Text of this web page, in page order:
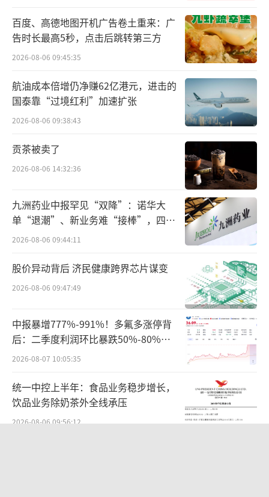
元，2025年净亏损达4.81亿元。2026年一季度
成功实现了扭亏为盈，单季度实现营收13.1亿
元，同比增长340.95%，归母净利润也达到了
3.70亿元的水平。
除此之外，偏小的流通盘也进一步放大了
651.63万股，占总股本比例不足6%，如今的流
通市值仅为167亿元，小盘股本结构为资金提供
了炒作空间，也让其成为了资金抱团的理想标
的。
机构们的盛宴
大普微的股价狂飙，让早期入局者收获颇
丰。
国资资本作为大普微早期发展的核心推
手，也是此次造富行情的最大受益者，其中深
圳、南京两地国资平台均实现了超百倍账面回
报。
深圳国资的布局始于2016年，彼时，刚成
立的大普微入选了深圳的“孔雀计划”，并获
百度、高德地图开机广告卷土重来：广
告时长最高5秒，点击后跳转第三方
2026-08-06 09:45:35
航油成本倍增仍净赚62亿港元，进击的
国泰靠“过境红利”加速扩张
2026-08-06 09:38:43
贡茶被卖了
2026-08-06 14:32:36
九洲药业中报罕见“双降”：诺华大
单“退潮”、新业务难“接棒”，四大
难关待闯
2026-08-06 09:44:11
股价异动背后 济民健康跨界芯片谋变
2026-08-06 09:47:49
中报暴增777%-991%！多氟多涨停背
后：二季度利润环比暴跌50%-80%，
是黄金坑还是陷阱？
2026-08-07 10:05:35
统一中控上半年：食品业务稳步增长，
饮品业务除奶茶外全线承压
2026-08-06 09:56:12